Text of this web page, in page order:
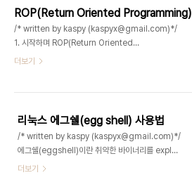
수를 호출하는 기법이다. 요즘 대부분의 리눅스 및 윈
도우 시스템은 NX 또는 DEP등으로 스택(stack)
영역에 실행 권한을 주고있지않고, 특별한 컴파일 옵
션을 주어서만 실행권한을 줄수있는만큼 간단하면서
도 자주 사용되는 방법이다. 포너블문제(pwnable)
트 환경은 우분투 리눅스 16.04 64bit 입..
ROP(Return Oriented Programming)
/* written by kaspy (kaspyx@gmail.com)*/
1. 시작하며 ROP(Return Oriented
Programming) 이란 버퍼 오버플로우 취약점이
솔직히 관련 자료도 굉장히 많은데.. 나도 복습 할겸
정리해보았다. 일반적으로 ASLR이 걸려있는 바이너
리는 Memory leak 또는 got, plt 등에 함수가 존
재해야하는 특수한 전제가 붙어야 exploit 가능하지
만, ROP 기법을 사용하면 (PIE가 걸려있지않아야
더보기
리눅스 에그쉘(egg shell) 사용법
/* written by kaspy (kaspyx@gmail.com)*/
에그쉘(eggshell)이란 취약한 바이너리를 exploit
할때 버퍼의 주소 계산이나 버퍼 사이즈등의 난관으
더보기